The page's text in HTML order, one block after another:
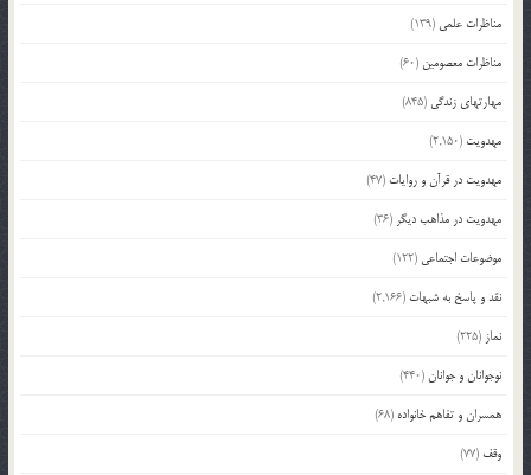
مناظرات علمی (139)
مناظرات معصومین (60)
مهارتهای زندگی (845)
مهدویت (2,150)
مهدویت در قرآن و روایات (47)
مهدویت در مذاهب دیگر (36)
موضوعات اجتماعی (122)
نقد و پاسخ به شبهات (2,166)
نماز (225)
نوجوانان و جوانان(440)
همسران و تفاهم خانواده (68)
وقف (77)